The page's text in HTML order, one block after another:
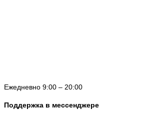
Ежедневно 9:00 – 20:00
Поддержка в мессенджере